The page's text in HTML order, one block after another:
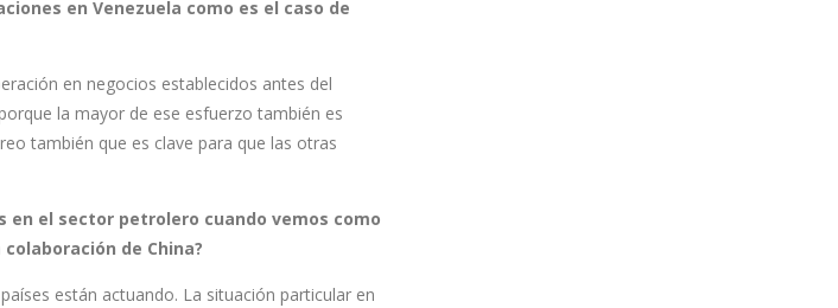
en Venezuela como es el caso de
en negocios establecidos antes del
la mayor de ese esfuerzo también es
también que es clave para que las otras
en el sector petrolero cuando vemos como
de China?
están actuando. La situación particular en